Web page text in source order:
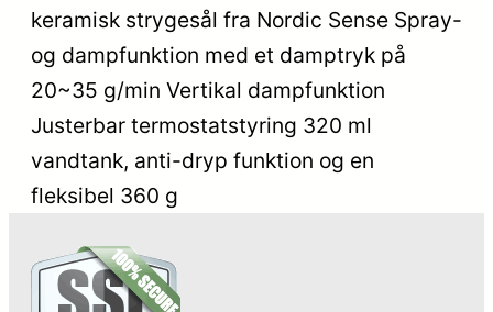
keramisk strygesål fra Nordic Sense Spray-
og dampfunktion med et damptryk på
20~35 g/min Vertikal dampfunktion
Justerbar termostatstyring 320 ml
vandtank, anti-dryp funktion og en
fleksibel 360 g